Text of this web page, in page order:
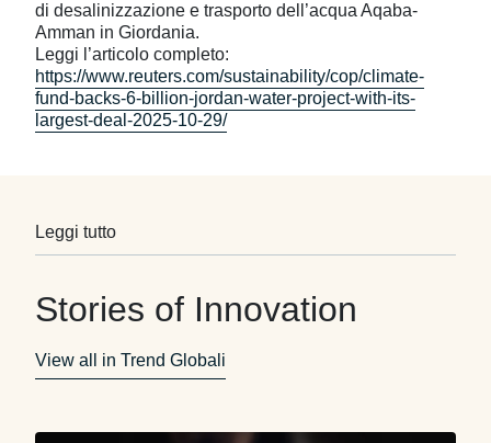
di desalinizzazione e trasporto dell’acqua Aqaba-
Amman in Giordania.
Leggi l’articolo completo:
https://www.reuters.com/sustainability/cop/climate-
fund-backs-6-billion-jordan-water-project-with-its-
largest-deal-2025-10-29/
Leggi tutto
Stories of Innovation
View all in Trend Globali